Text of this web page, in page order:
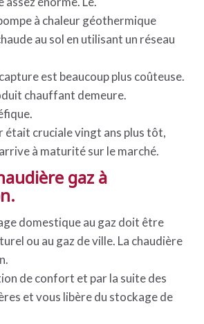
à chaleur géothermique
au sol en utilisant un réseau
est beaucoup plus coûteuse.
chauffant demeure.
était cruciale vingt ans plus tôt,
à maturité sur le marché.
gaz à
domestique au gaz doit être
ou au gaz de ville. La chaudière
de confort et par la suite des
et vous libère du stockage de